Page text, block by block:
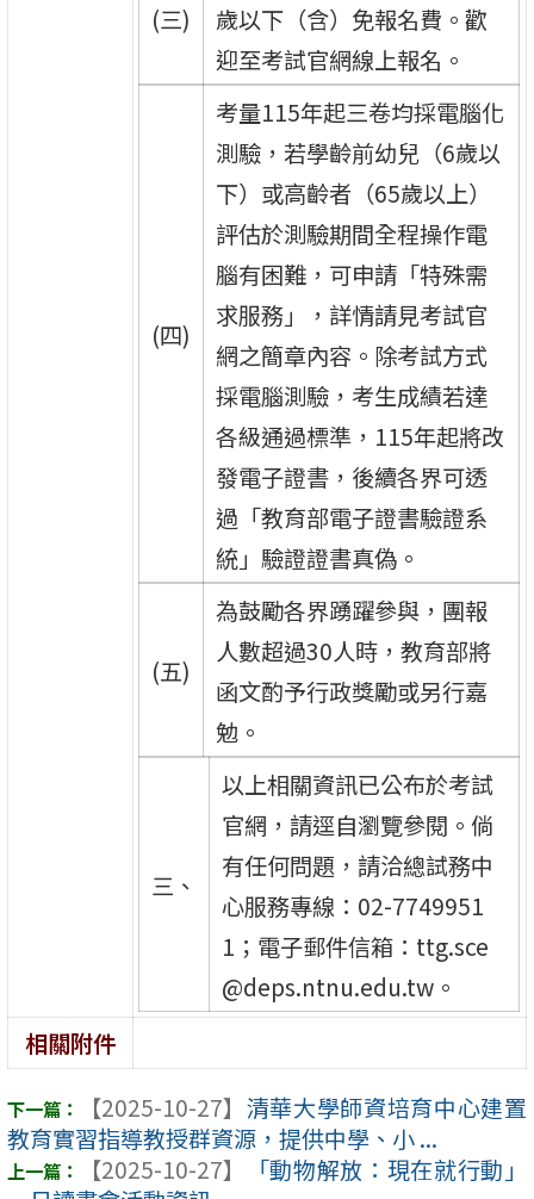
(三)
歲以下（含）免報名費。歡
迎至考試官網線上報名。
(四)
考量115年起三卷均採電腦化
測驗，若學齡前幼兒（6歲以
下）或高齡者（65歲以上）
評估於測驗期間全程操作電
腦有困難，可申請「特殊需
求服務」，詳情請見考試官
網之簡章內容。除考試方式
採電腦測驗，考生成績若達
各級通過標準，115年起將改
發電子證書，後續各界可透
過「教育部電子證書驗證系
統」驗證證書真偽。
(五)
為鼓勵各界踴躍參與，團報
人數超過30人時，教育部將
函文酌予行政獎勵或另行嘉
勉。
三、
以上相關資訊已公布於考試
官網，請逕自瀏覽參閱。倘
有任何問題，請洽總試務中
心服務專線：02-7749951
1；電子郵件信箱：ttg.sce
@deps.ntnu.edu.tw。
相關附件
【2025-10-27】 清華大學師資培育中心建置
教育實習指導教授群資源，提供中學、小 ...
【2025-10-27】
「動物解放：現在就行動」